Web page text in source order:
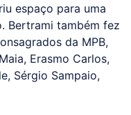
espaço para uma
Bertrami também fez
da MPB,
Erasmo Carlos,
Sérgio Sampaio,